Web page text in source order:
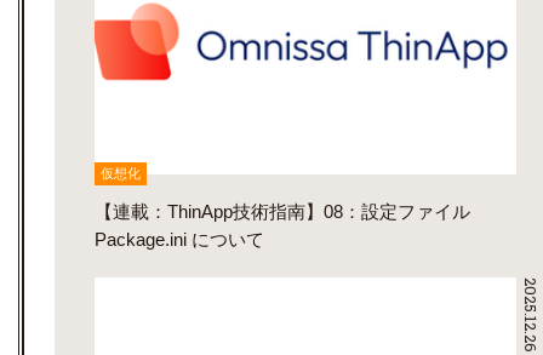
仮想化
【連載：ThinApp技術指南】08：設定ファイル
Package.ini について
2025.12.26